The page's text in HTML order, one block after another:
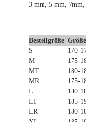
3 mm, 5 mm,
Bestellgröße Größe
S
170-
M
175-
MT
180-
MR
175-
L
180-
LT
185-
LR
180-